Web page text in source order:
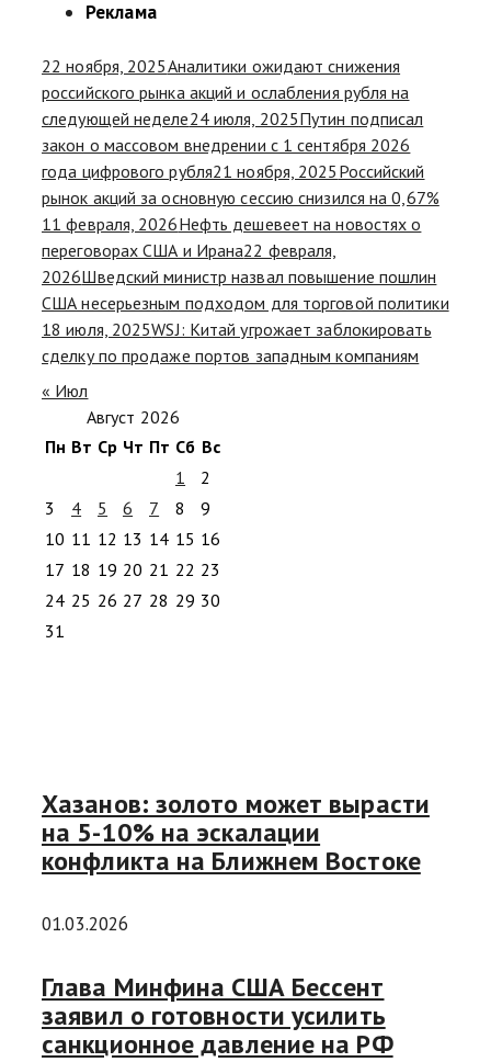
Реклама
22 ноября, 2025Аналитики ожидают снижения
российского рынка акций и ослабления рубля на
следующей неделе24 июля, 2025Путин подписал
закон о массовом внедрении с 1 сентября 2026
года цифрового рубля21 ноября, 2025 Российский
рынок акций за основную сессию снизился на 0,67%
11 февраля, 2026Нефть дешевеет на новостях о
переговорах США и Ирана22 февраля,
2026Шведский министр назвал повышение пошлин
США несерьезным подходом для торговой политики
18 июля, 2025WSJ: Китай угрожает заблокировать
сделку по продаже портов западным компаниям
« Июл
Август 2026
Пн Вт Ср Чт Пт Сб Вс
1
2
3
4 5 6 7 8
9
10 11 12 13 14 15 16
17 18 19 20 21 22 23
24 25 26 27 28 29 30
31
Хазанов: золото может вырасти
на 5-10% на эскалации
конфликта на Ближнем Востоке
01.03.2026
Глава Минфина США Бессент
заявил о готовности усилить
санкционное давление на РФ